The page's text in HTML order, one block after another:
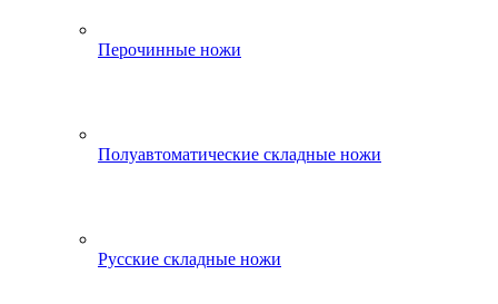
Перочинные ножи
Полуавтоматические складные ножи
Русские складные ножи